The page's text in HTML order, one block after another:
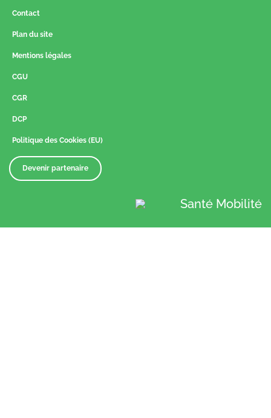
Contact
Plan du site
Mentions légales
CGU
CGR
DCP
Politique des Cookies (EU)
Devenir partenaire